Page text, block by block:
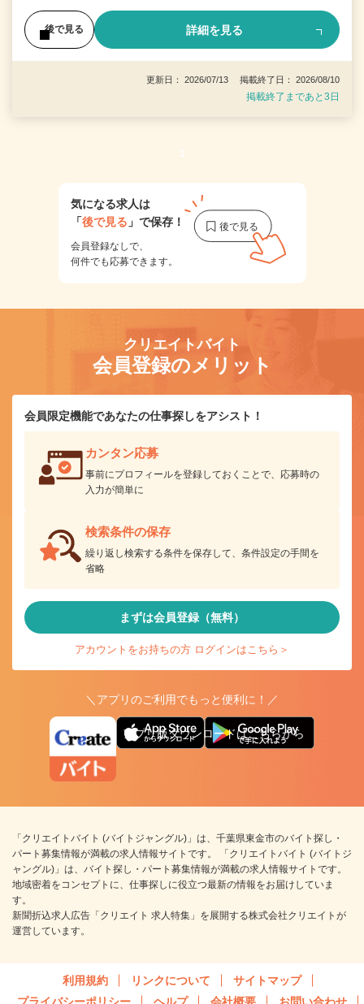
後で見る 詳細を見る
更新日： 2026/07/13 掲載終了日： 2026/08/10
掲載終了まであと3日
1
気になる求人は
「後で見る 」で保存！
会員登録なしで、
何件でも応募できます。
クリエイトバイト
会員登録のメリット
会員限定機能であなたの仕事探しをアシスト！
カンタン応募
事前にプロフィールを登録しておくことで、応募時の
入力が簡単に
検索条件の保存
繰り返し検索する条件を保存して、条件設定の手間を
省略
まずは会員登録（無料）
アカウントをお持ちの方 ログインはこちら＞
＼アプリのご利用でもっと便利に！／
アプリ版ダウンロードはこちらから
「クリエイトバイト (バイトジャングル)」は、千葉県東金市のバイト探し・
パート募集情報が満載の求人情報サイトです。 「クリエイトバイト (バイトジ
ャングル)」は、バイト探し・パート募集情報が満載の求人情報サイトです。
地域密着をコンセプトに、仕事探しに役立つ最新の情報をお届けしていま
す。
新聞折込求人広告「クリエイト 求人特集」を展開する株式会社クリエイトが
運営しています。
利用規約 リンクについて
サイトマップ
プライバシーポリシー
ヘルプ 会社概要 お問い合わせ